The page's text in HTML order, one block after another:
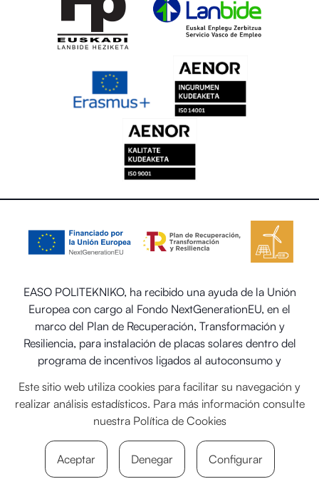
EASO POLITEKNIKO, ha recibido una ayuda de la Unión
Europea con cargo al Fondo NextGenerationEU, en el
marco del Plan de Recuperación, Transformación y
Resiliencia, para instalación de placas solares dentro del
programa de incentivos ligados al autoconsumo y
como la implantación de sistemas térmicos renovables en
el sector residencial del Ministerio para la Transición
Ecológica y el Reto Demográfico.
Este sitio web utiliza cookies para facilitar su navegación y
realizar análisis estadísticos. Para más información consulte
nuestra Política de Cookies
Aceptar Denegar Configurar